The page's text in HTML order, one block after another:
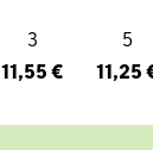
3 5
11,55 € 11,25